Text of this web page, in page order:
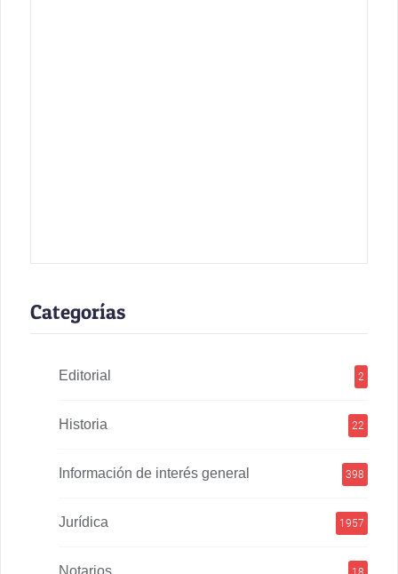
Categorías
Editorial 2
Historia 22
Información de interés general 398
Jurídica 1957